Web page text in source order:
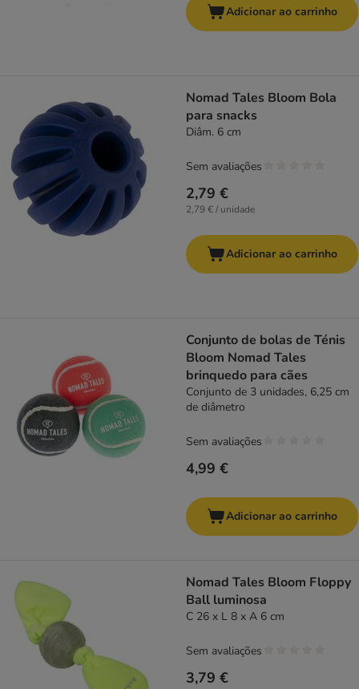
Adicionar ao carrinho
Nomad Tales Bloom Bola
para snacks
Diâm. 6 cm
2,79 €
2,79 € / unidade
Sem avaliações
Adicionar ao carrinho
Conjunto de bolas de Ténis
Bloom Nomad Tales
brinquedo para cães
Conjunto de 3 unidades, 6,25 cm
de diâmetro
4,99 €
Sem avaliações
Adicionar ao carrinho
Nomad Tales Bloom Floppy
Ball luminosa
C 26 x L 8 x A 6 cm
3,79 €
Sem avaliações